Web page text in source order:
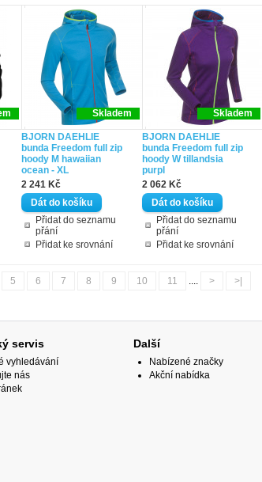
Skladem
BJORN DAEHLIE
bunda Freedom full zip
hoody M hawaiian
ocean - XL
2 241 Kč
Přidat do seznamu
přání
Přidat ke srovnání
Skladem
BJORN DAEHLIE
bunda Freedom full zip
hoody W tillandsia
purpl
2 062 Kč
Přidat do seznamu
přání
Přidat ke srovnání
5 6 7 8 9 10 11 .... > >|
servis
vyhledávání
nás
Další
Nabízené značky
Akční nabídka